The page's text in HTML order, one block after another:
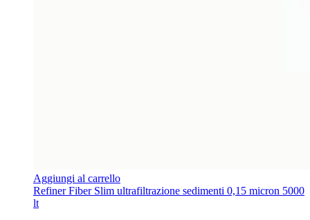
Aggiungi al carrello
Refiner Fiber Slim ultrafiltrazione sedimenti 0,15 micron 5000
lt